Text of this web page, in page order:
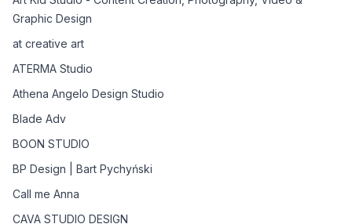
Graphic Design
at creative art
ATERMA Studio
Athena Angelo Design Studio
Blade Adv
BOON STUDIO
BP Design | Bart Pychyński
Call me Anna
CAVA STUDIO DESIGN